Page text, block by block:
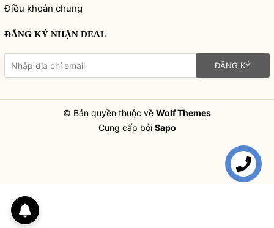
Điều khoản chung
ĐĂNG KÝ NHẬN DEAL
ĐĂNG KÝ
© Bản quyền thuộc về Wolf Themes
Cung cấp bởi Sapo
Liên hệ